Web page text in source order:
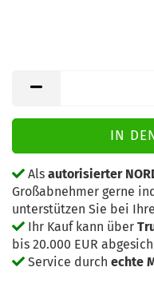
Als autorisierter
Großabnehmer gerne
unterstützen Sie bei
Ihr Kauf kann über
bis 20.000 EUR
Service durch echte